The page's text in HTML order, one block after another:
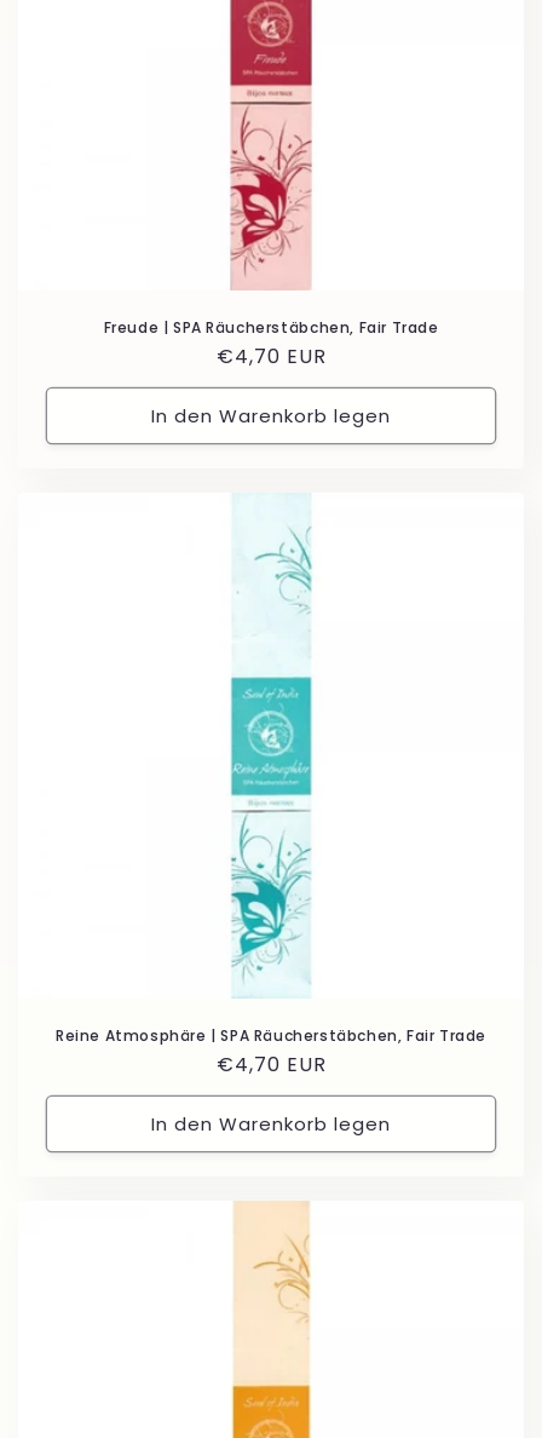
Freude | SPA Räucherstäbchen, Fair Trade
Normaler
Preis
€4,70 EUR
In den Warenkorb legen
Reine Atmosphäre | SPA Räucherstäbchen, Fair Trade
Normaler
Preis
€4,70 EUR
In den Warenkorb legen